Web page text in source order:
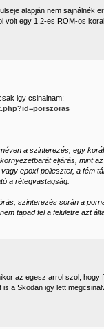
alapján nem
volt egy 1.2-es ROM-os
igy csinalnam:
a szinterezés, egy
eljárás, mint
epoxi-polieszter, a fém
a rétegvastagság.
szinterezés során a
tapad fel a felületre azt
az egesz arrol szol,
a Skodan igy lett